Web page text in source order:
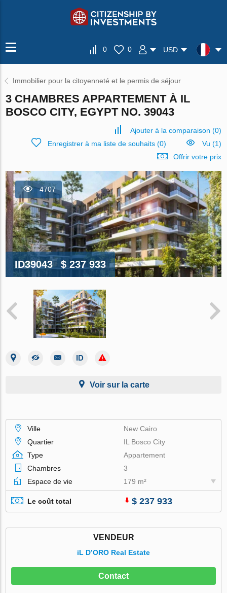
0 0 USD
Immobilier pour la citoyenneté et le permis de séjour
3 CHAMBRES APPARTEMENT À IL
BOSCO CITY, EGYPT NO. 39043
Ajouter à la comparaison (0)
Enregistrer à ma liste de souhaits(0)
Vu (1)
Offrir votre prix
4707
ID39043 $ 237 933
Voir sur la carte
Ville
New Cairo
Quartier
IL Bosco City
Type
Appartement
Chambres
3
Espace de vie
179 m²
Le coût total $ 237 933
VENDEUR
iL D’ORO Real Estate
Contact